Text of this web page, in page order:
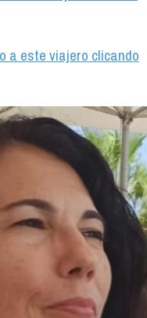
a este viajero clicando